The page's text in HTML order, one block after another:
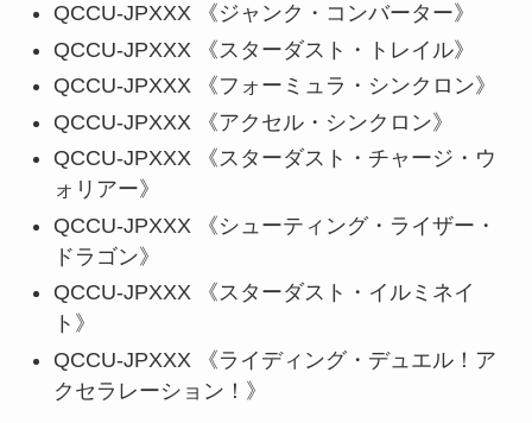
QCCU-JPXXX 《ジャンク・コンバーター》
QCCU-JPXXX 《スターダスト・トレイル》
QCCU-JPXXX 《フォーミュラ・シンクロン》
QCCU-JPXXX 《アクセル・シンクロン》
QCCU-JPXXX 《スターダスト・チャージ・ウ
ォリアー》
QCCU-JPXXX 《シューティング・ライザー・
ドラゴン》
QCCU-JPXXX 《スターダスト・イルミネイ
ト》
QCCU-JPXXX 《ライディング・デュエル！ア
クセラレーション！》